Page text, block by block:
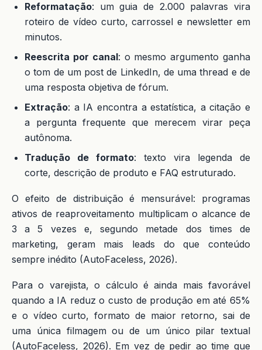
Reformatação: um guia de 2.000 palavras vira
roteiro de vídeo curto, carrossel e newsletter em
minutos.
Reescrita por canal: o mesmo argumento ganha
o tom de um post de LinkedIn, de uma thread e de
uma resposta objetiva de fórum.
Extração: a IA encontra a estatística, a citação e
a pergunta frequente que merecem virar peça
autônoma.
Tradução de formato: texto vira legenda de
corte, descrição de produto e FAQ estruturado.
O efeito de distribuição é mensurável: programas
ativos de reaproveitamento multiplicam o alcance de
3 a 5 vezes e, segundo metade dos times de
marketing, geram mais leads do que conteúdo
sempre inédito (AutoFaceless, 2026).
Para o varejista, o cálculo é ainda mais favorável
quando a IA reduz o custo de produção em até 65%
e o vídeo curto, formato de maior retorno, sai de
uma única filmagem ou de um único pilar textual
(AutoFaceless, 2026). Em vez de pedir ao time que